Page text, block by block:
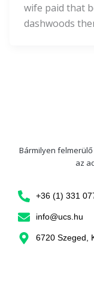
wife paid that
dashwoods
Bármilyen
az
+36 (1) 331
info@ucs.hu
6720 Szeged,